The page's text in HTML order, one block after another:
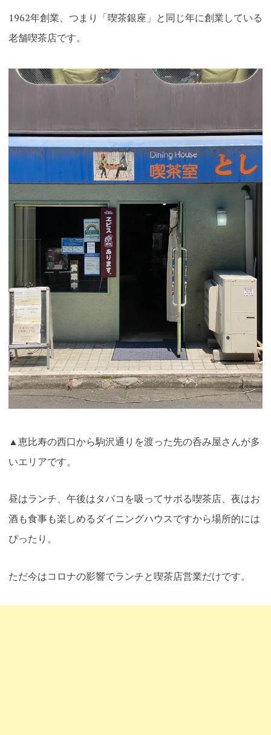
1962年創業、つまり「喫茶銀座」と同じ年に創業している
老舗喫茶店です。
▲恵比寿の西口から駒沢通りを渡った先の呑み屋さんが多
いエリアです。
昼はランチ、午後はタバコを吸ってサボる喫茶店、夜はお
酒も食事も楽しめるダイニングハウスですから場所的には
ぴったり。
ただ今はコロナの影響でランチと喫茶店営業だけです。